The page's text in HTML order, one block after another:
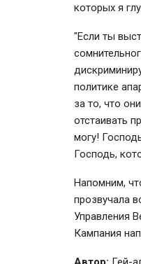
которых я
"Если ты
политике
за то, что
отстаивать
могу!
Господь,
Напомним,
прозвучала
Управления
Кампания